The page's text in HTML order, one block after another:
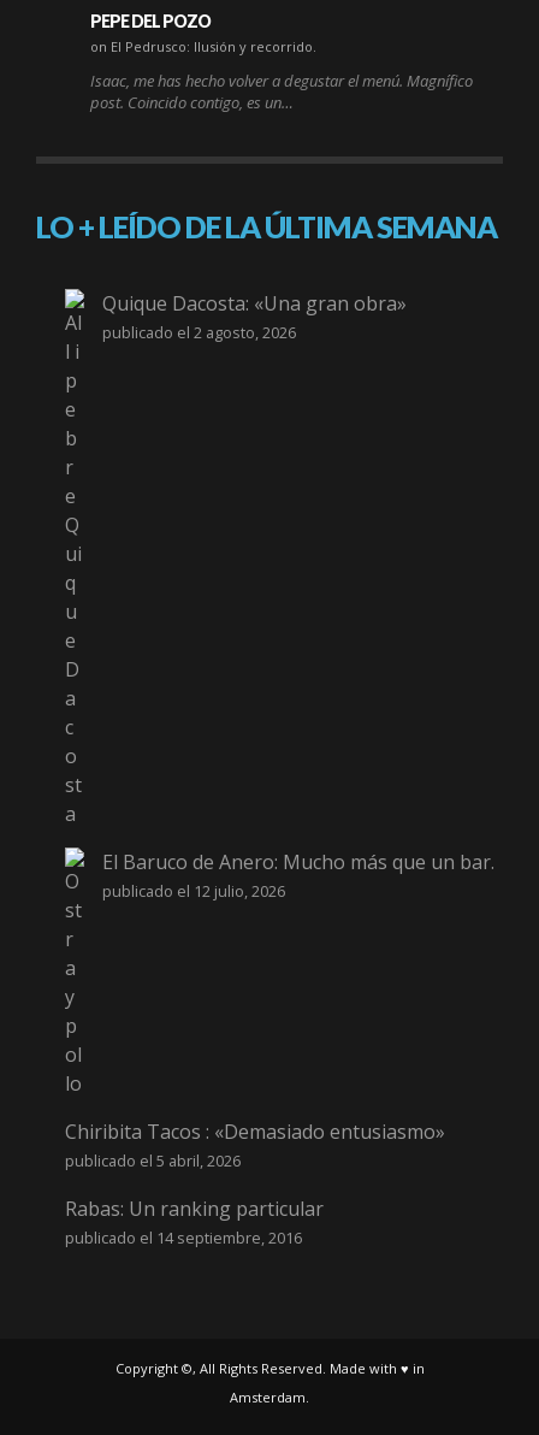
PEPE DEL POZO
on El Pedrusco: Ilusión y recorrido.
Isaac, me has hecho volver a degustar el menú. Magnífico
post. Coincido contigo, es un…
LO + LEÍDO DE LA ÚLTIMA SEMANA
Quique Dacosta: «Una gran obra»
publicado el 2 agosto, 2026
El Baruco de Anero: Mucho más que un bar.
publicado el 12 julio, 2026
Chiribita Tacos : «Demasiado entusiasmo»
publicado el 5 abril, 2026
Rabas: Un ranking particular
publicado el 14 septiembre, 2016
Copyright ©, All Rights Reserved. Made with ♥ in
Amsterdam.